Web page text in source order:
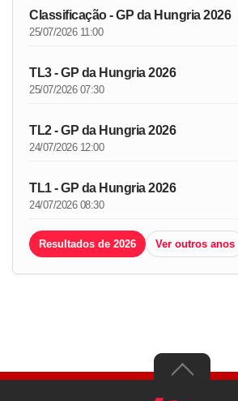
Classificação - GP da Hungria 2026
25/07/2026 11:00
TL3 - GP da Hungria 2026
25/07/2026 07:30
TL2 - GP da Hungria 2026
24/07/2026 12:00
TL1 - GP da Hungria 2026
24/07/2026 08:30
Resultados de 2026 Ver outros anos